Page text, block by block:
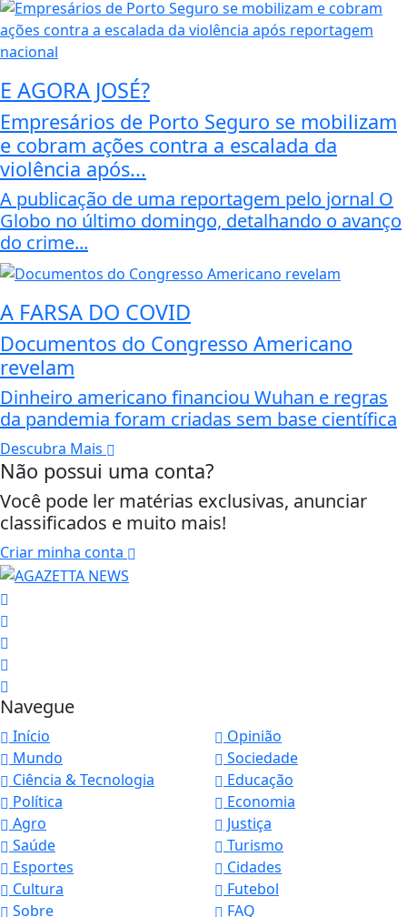
E AGORA JOSÉ?
Empresários de Porto Seguro se mobilizam
e cobram ações contra a escalada da
violência após...
A publicação de uma reportagem pelo jornal O
Globo no último domingo, detalhando o avanço
do crime...
A FARSA DO COVID
Documentos do Congresso Americano
revelam
Dinheiro americano financiou Wuhan e regras
da pandemia foram criadas sem base científica
Descubra Mais
Não possui uma conta?
Você pode ler matérias exclusivas, anunciar
classificados e muito mais!
Criar minha conta
Navegue
Início
Opinião
Mundo
Sociedade
Ciência & Tecnologia
Educação
Política
Economia
Agro
Justiça
Saúde
Turismo
Esportes
Cidades
Cultura
Futebol
Sobre
FAQ